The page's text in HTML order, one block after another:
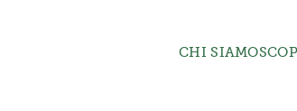
CHI SIAMO